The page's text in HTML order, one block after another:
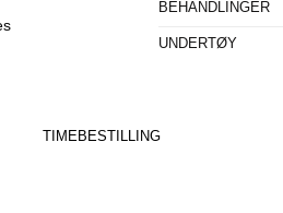
BEHANDLINGER
UNDERTØY
TIMEBESTILLING